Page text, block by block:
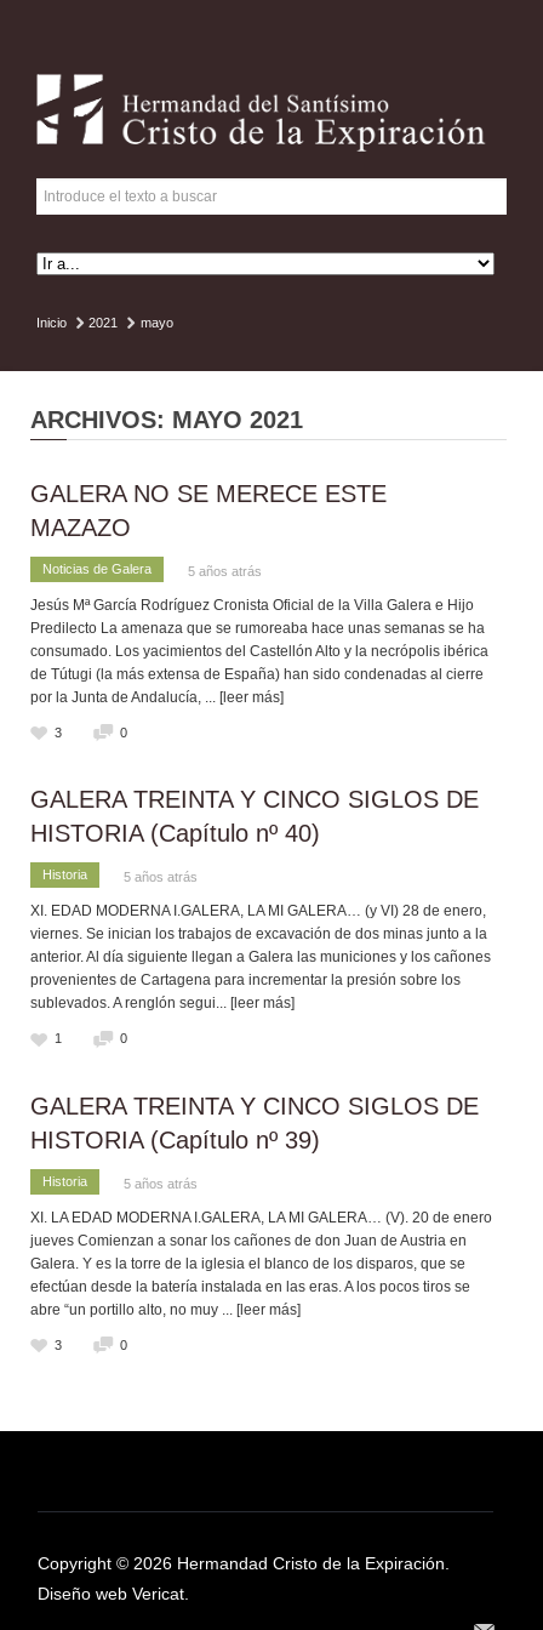
Inicio 2021 mayo
ARCHIVOS: MAYO 2021
GALERA NO SE MERECE ESTE
MAZAZO
Noticias de Galera 5 años atrás
Jesús Mª García Rodríguez Cronista Oficial de la Villa Galera e Hijo
Predilecto La amenaza que se rumoreaba hace unas semanas se ha
consumado. Los yacimientos del Castellón Alto y la necrópolis ibérica
de Tútugi (la más extensa de España) han sido condenadas al cierre
por la Junta de Andalucía, ... [leer más]
3 0
GALERA TREINTA Y CINCO SIGLOS DE
HISTORIA (Capítulo nº 40)
Historia 5 años atrás
XI. EDAD MODERNA I.GALERA, LA MI GALERA… (y VI) 28 de enero,
viernes. Se inician los trabajos de excavación de dos minas junto a la
anterior. Al día siguiente llegan a Galera las municiones y los cañones
provenientes de Cartagena para incrementar la presión sobre los
sublevados. A renglón segui... [leer más]
1 0
GALERA TREINTA Y CINCO SIGLOS DE
HISTORIA (Capítulo nº 39)
Historia 5 años atrás
XI. LA EDAD MODERNA I.GALERA, LA MI GALERA… (V). 20 de enero
jueves Comienzan a sonar los cañones de don Juan de Austria en
Galera. Y es la torre de la iglesia el blanco de los disparos, que se
efectúan desde la batería instalada en las eras. A los pocos tiros se
abre “un portillo alto, no muy
... [leer más]
3 0
Copyright © 2026 Hermandad Cristo de la Expiración.
Diseño web Vericat.